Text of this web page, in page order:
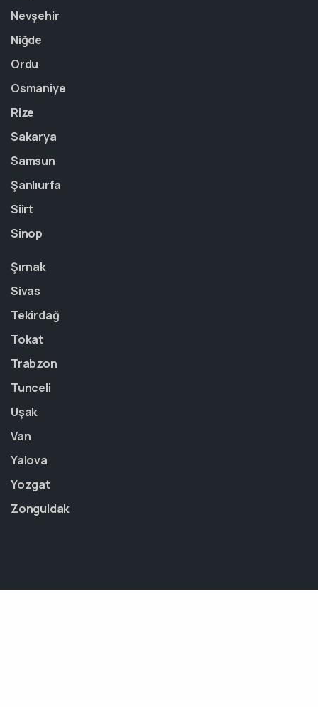
Nevşehir
Niğde
Ordu
Osmaniye
Rize
Sakarya
Samsun
Şanlıurfa
Siirt
Sinop
Şırnak
Sivas
Tekirdağ
Tokat
Trabzon
Tunceli
Uşak
Van
Yalova
Yozgat
Zonguldak